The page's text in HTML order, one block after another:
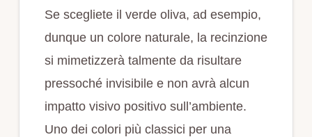
Se scegliete il verde oliva, ad esempio,
dunque un colore naturale, la recinzione
si mimetizzerà talmente da risultare
pressoché invisibile e non avrà alcun
impatto visivo positivo sull’ambiente.
Uno dei colori più classici per una